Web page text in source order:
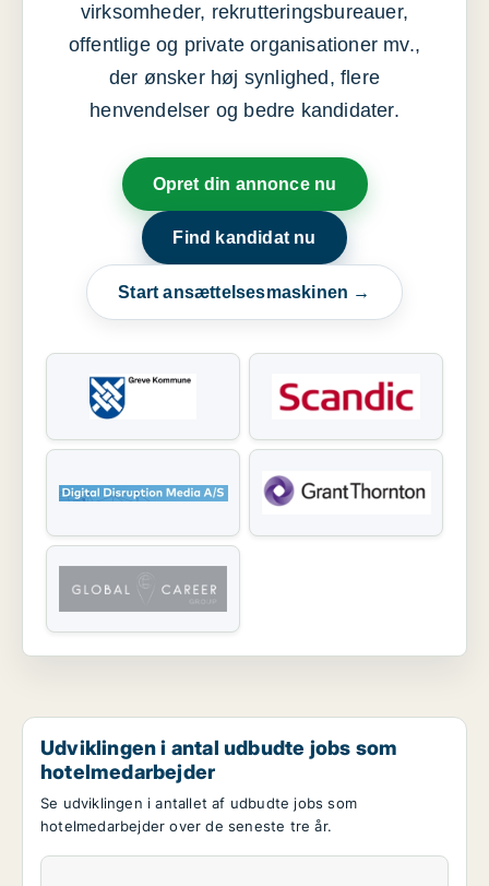
virksomheder, rekrutteringsbureauer,
offentlige og private organisationer mv.,
der ønsker høj synlighed, flere
henvendelser og bedre kandidater.
Opret din annonce nu
Find kandidat nu
Start ansættelsesmaskinen →
Udviklingen i antal udbudte jobs som
hotelmedarbejder
Se udviklingen i antallet af udbudte jobs som
hotelmedarbejder over de seneste tre år.